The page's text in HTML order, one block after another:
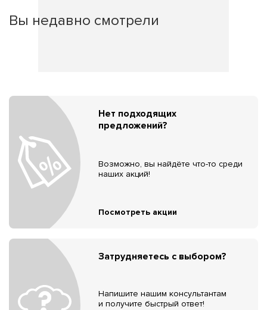
Вы недавно смотрели
Нет подходящих
предложений?
Возможно, вы найдёте что-то среди
наших акций!
Посмотреть акции
Затрудняетесь с выбором?
Напишите нашим консультантам
и получите быстрый ответ!